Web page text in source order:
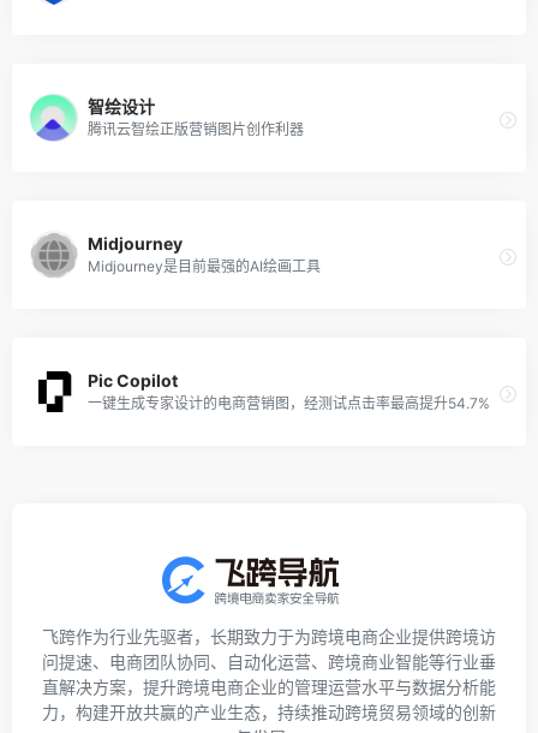
智绘设计
腾讯云智绘正版营销图片创作利器
Midjourney
Midjourney是目前最强的AI绘画工具
Pic Copilot
一键生成专家设计的电商营销图，经测试点击率最高提升54.7%
飞跨作为行业先驱者，长期致力于为跨境电商企业提供跨境访
问提速、电商团队协同、自动化运营、跨境商业智能等行业垂
直解决方案，提升跨境电商企业的管理运营水平与数据分析能
力，构建开放共赢的产业生态，持续推动跨境贸易领域的创新